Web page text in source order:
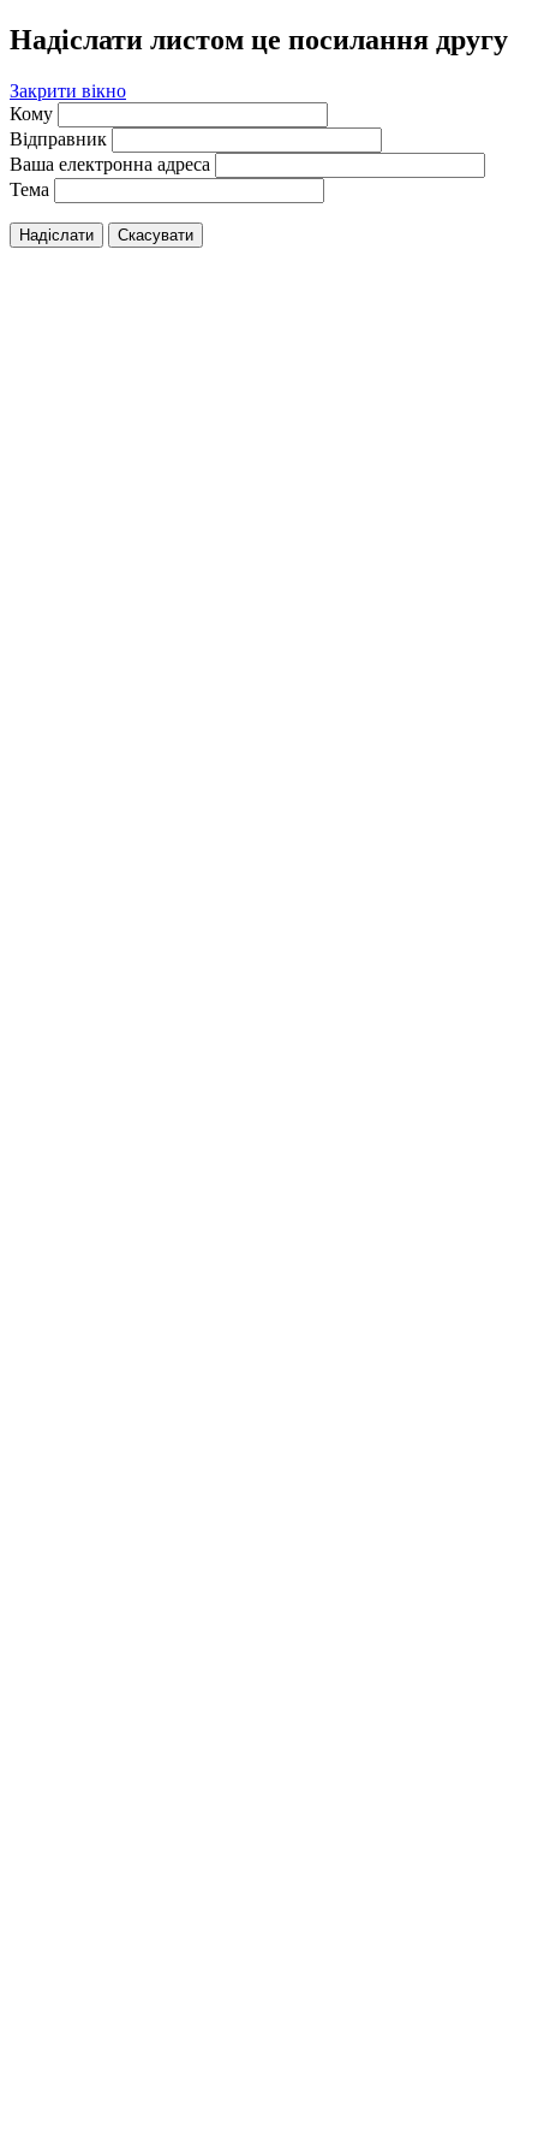
Надіслати листом це посилання другу
Закрити вікно
Кому
Відправник
Ваша електронна адреса
Тема
Надіслати Скасувати